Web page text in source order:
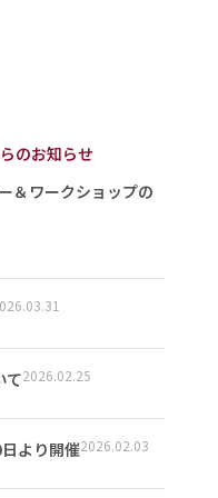
のお知らせ
＆ワークショップの
て2026.02.25
より開催2026.02.03